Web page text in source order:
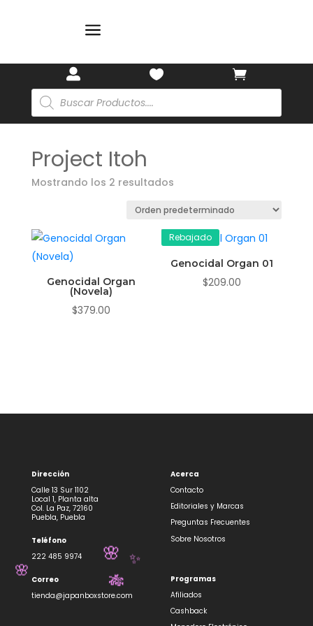
a
 

Búsqueda
de
productos
Project Itoh
Mostrando los 2 resultados
Genocidal Organ
(Novela)
$379.00
Rebajado
Genocidal Organ 01
$209.00
Dirección
Calle 13 Sur 1102
Local 1, Planta alta
Col. La Paz, 72160
Puebla, Puebla
Teléfono
222 485 9974
Correo
tienda@japanboxstore.com
Acerca
Contacto
Editoriales y Marcas
Preguntas Frecuentes
Sobre Nosotros
Programas
Afiliados
Cashback
🌸
✨
🌸
🎋